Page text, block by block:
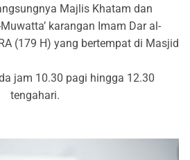
Majlis Khatam dan
karangan Imam Dar al-
(179 H) yang bertempat di Masjid
jam 10.30 pagi hingga 12.30
tengahari.